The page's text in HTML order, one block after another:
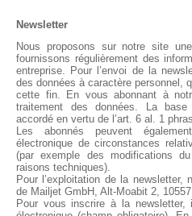
Newsletter
Nous proposons sur notre site
fournissons régulièrement des
entreprise. Pour l’envoi de la
des données à caractère personnel,
cette fin. En vous abonnant à
traitement des données. La
accordé en vertu de l’art. 6 al. 1
Les abonnés peuvent
électronique de circonstances
(par exemple des modifications
raisons techniques).
Pour l’exploitation de la
de Mailjet GmbH, Alt-Moabit 2,
Pour vous inscrire à la newsletter,